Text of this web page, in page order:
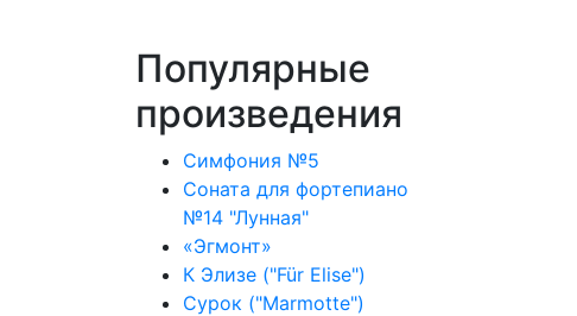
Популярные
произведения
Симфония №5
Соната для фортепиано
№14 "Лунная"
«Эгмонт»
К Элизе ("Für Elise")
Сурок ("Marmotte")